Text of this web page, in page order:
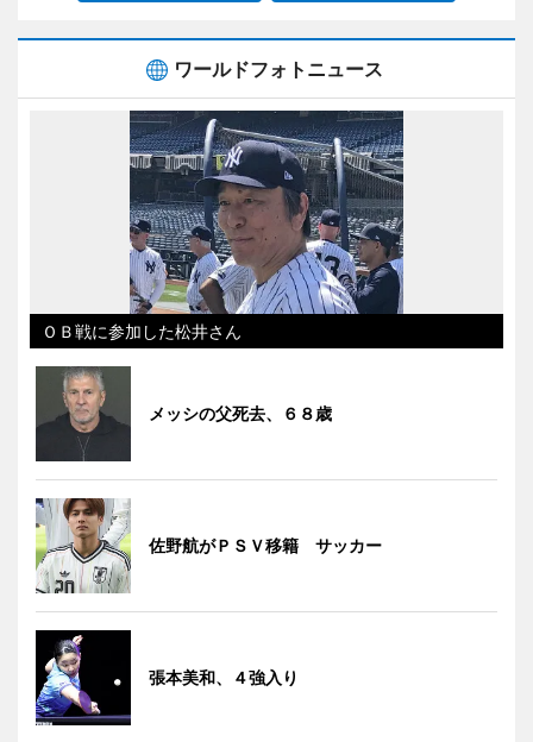
ワールドフォトニュース
ＯＢ戦に参加した松井さん
メッシの父死去、６８歳
佐野航がＰＳＶ移籍 サッカー
張本美和、４強入り